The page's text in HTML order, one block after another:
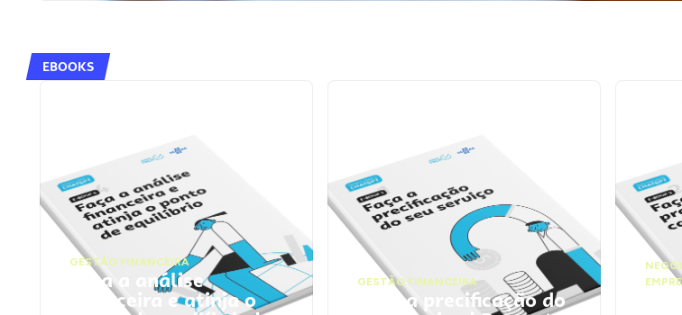
EBOOKS
GESTÃO FINANCEIRA
Faça a análise
financeira e atinja o
GESTÃO FINANCEIRA
Faça a precificação do